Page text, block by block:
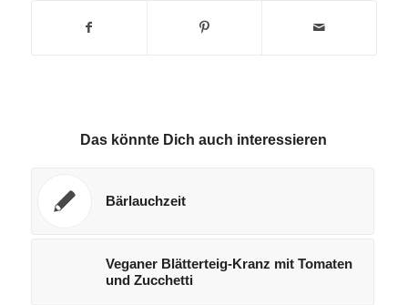
Das könnte Dich auch interessieren
Bärlauchzeit
Veganer Blätterteig-Kranz mit Tomaten
und Zucchetti